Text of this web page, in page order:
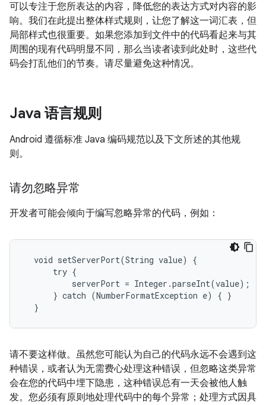
可以专注于您所表达的内容，降低您的表达方式对内容的影
响。我们在此提出整体样式规则，让您了解这一词汇表，但
局部样式也很重要。如果您添加到文件中的代码看起来与其
周围的现有代码明显不同，那么当读者读到此处时，这些代
码会打乱他们的节奏。请尽量避免这种情况。
Java 语言规则
Android 遵循标准 Java 编码规范以及下文所述的其他规
则。
请勿忽略异常
开发者可能会倾向于编写忽略异常的代码，例如：
  void setServerPort(String value) {
      try {
          serverPort = Integer.parseInt(value);
      } catch (NumberFormatException e) { }
  }
请不要这样做。虽然您可能认为自己的代码永远不会遇到这
种错误，或者认为无需费心处理这种错误，但忽略这类异常
会在您的代码中埋下隐患，这种错误总有一天会被他人触
发。您必须有原则地处理代码中的每个异常；处理方式因具